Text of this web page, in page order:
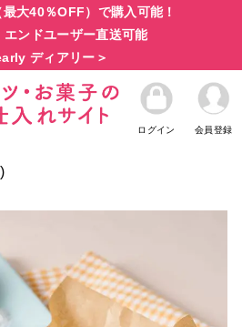
大40％OFF）で購入可能！
エンドユーザー直送可能
ディアリー＞
ログイン 会員登録